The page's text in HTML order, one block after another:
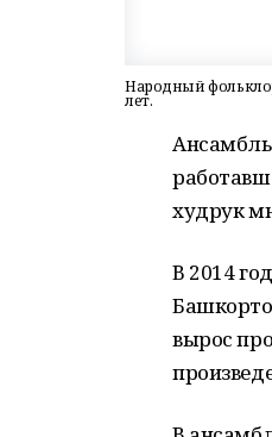
Народный
лет.
худрук
В 2014
вырос